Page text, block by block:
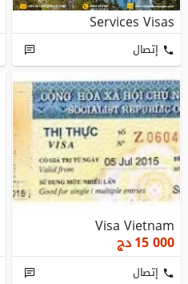
Services Visas
إتصال
Visa Vietnam
15 000دج
إتصال